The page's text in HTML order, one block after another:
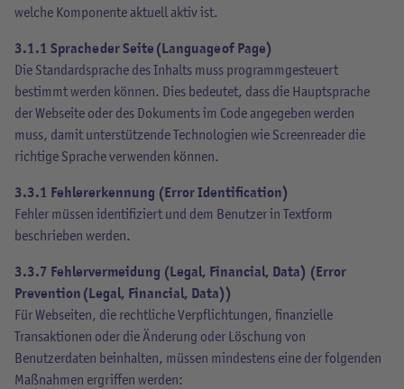
welche Komponente aktuell aktiv ist.
3.1.1 Sprache der Seite (Language of Page)
Die Standardsprache des Inhalts muss programmgesteuert
bestimmt werden können. Dies bedeutet, dass die Hauptsprache
der Webseite oder des Dokuments im Code angegeben werden
muss, damit unterstützende Technologien wie Screenreader die
richtige Sprache verwenden können.
3.3.1 Fehlererkennung (Error Identification)
Fehler müssen identifiziert und dem Benutzer in Textform
beschrieben werden.
3.3.7 Fehlervermeidung (Legal, Financial, Data) (Error
Prevention (Legal, Financial, Data))
Für Webseiten, die rechtliche Verpflichtungen, finanzielle
Transaktionen oder die Änderung oder Löschung von
Benutzerdaten beinhalten, müssen mindestens eine der folgenden
Maßnahmen ergriffen werden: